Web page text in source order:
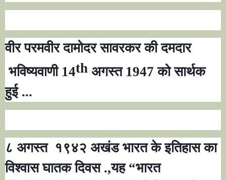
वीर परमवीर दामोदर सावरकर की दमदार
भविष्यवाणी 14th अगस्त 1947 को सार्थक
हुई ...
८ अगस्त १९४२ अखंड भारत के इतिहास का
विश्वास घातक दिवस .,यह“भारत